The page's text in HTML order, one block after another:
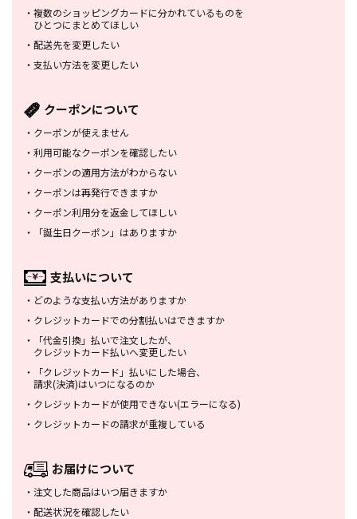
・ 複数のショッピングカードに分かれているものを
ひとつにまとめてほしい
・ 配送先を変更したい
・ 支払い方法を変更したい
クーポンについて
・ クーポンが使えません
・ 利用可能なクーポンを確認したい
・ クーポンの適用方法がわからない
・ クーポンは再発行できますか
・ クーポン利用分を返金してほしい
・
「誕生日クーポン」はありますか
支払いについて
・ どのような支払い方法がありますか
・ クレジットカードでの分割払いはできますか
・
「代金引換」払いで注文したが、
クレジットカード払いへ変更したい
・
「クレジットカード」払いにした場合、
請求(決済)はいつになるのか
・ クレジットカードが使用できない(エラーになる)
・ クレジットカードの請求が重複している
お届けについて
・ 注文した商品はいつ届きますか
・ 配送状況を確認したい